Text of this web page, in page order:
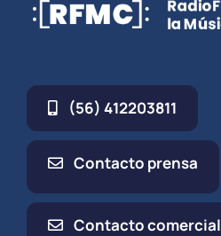
(56) 412203811
Contacto prensa
Contacto comercial